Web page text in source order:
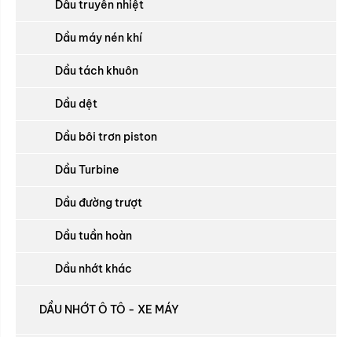
Dầu truyền nhiệt
Dầu máy nén khí
Dầu tách khuôn
Dầu dệt
Dầu bôi trơn piston
Dầu Turbine
Dầu đường trượt
Dầu tuần hoàn
Dầu nhớt khác
DẦU NHỚT Ô TÔ - XE MÁY